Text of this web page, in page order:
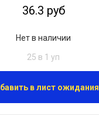
36.3 руб
Нет в наличии
25 в 1 уп
в лист ожидания